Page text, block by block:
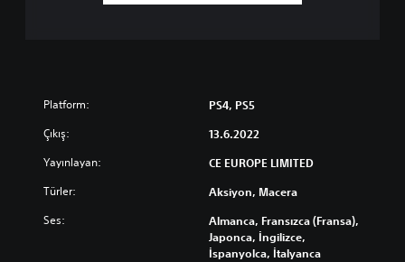
Platform: PS4, PS5
Çıkış: 13.6.2022
Yayınlayan: CE EUROPE LIMITED
Türler: Aksiyon, Macera
Ses:
Almanca, Fransızca (Fransa),
Japonca, İngilizce,
İspanyolca, İtalyanca